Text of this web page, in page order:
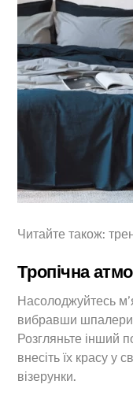
Читайте також:
Тропічна
Насолоджуйтесь
вибравши шпалери
Розгляньте інший
внесіть їх красу у
візерунки.